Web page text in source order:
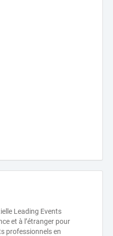
Leading Events
et à l’étranger pour
professionnels en